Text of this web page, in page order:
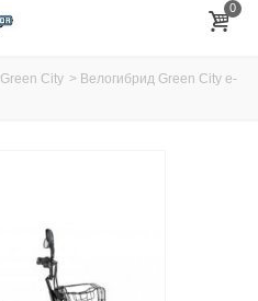
0
Green City > Велогибрид Green City e-